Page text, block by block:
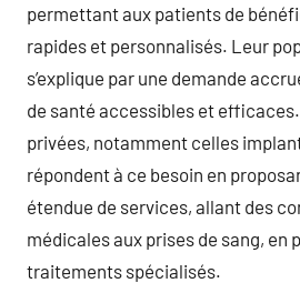
permettant aux patients de
rapides et personnalisés. Leur
s’explique par une demande
de santé accessibles et
privées, notamment celles
répondent à ce besoin en
étendue de services, allant des
médicales aux prises de sang, en
traitements spécialisés.